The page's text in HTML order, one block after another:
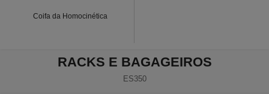
Coifa da Homocinética
RACKS E BAGAGEIROS
ES350